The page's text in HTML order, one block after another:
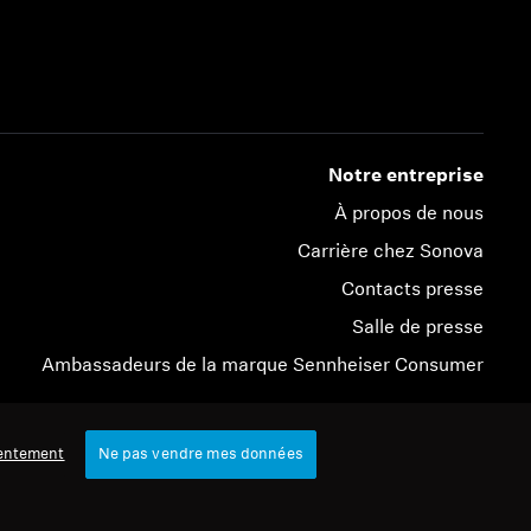
Notre entreprise
À propos de nous
Carrière chez Sonova
Contacts presse
Salle de presse
Ambassadeurs de la marque Sennheiser Consumer
© 2026 Sonova Consumer Hearing GmbH
Ne pas vendre mes données